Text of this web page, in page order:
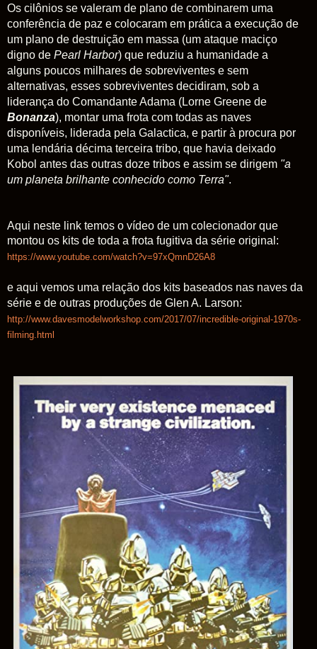
Os cilônios se valeram de plano de combinarem uma
conferência de paz e colocaram em prática a execução de
um plano de destruição em massa (um ataque maciço
digno de Pearl Harbor) que reduziu a humanidade a
alguns poucos milhares de sobreviventes e sem
alternativas, esses sobreviventes decidiram, sob a
liderança do Comandante Adama (Lorne Greene de
Bonanza), montar uma frota com todas as naves
disponíveis, liderada pela Galactica, e partir à procura por
uma lendária décima terceira tribo, que havia deixado
Kobol antes das outras doze tribos e assim se dirigem "a
um planeta brilhante conhecido como Terra".
Aqui neste link temos o vídeo de um colecionador que
montou os kits de toda a frota fugitiva da série original:
https://www.youtube.com/watch?v=97xQmnD26A8
e aqui vemos uma relação dos kits baseados nas naves da
série e de outras produções de Glen A. Larson:
http://www.davesmodelworkshop.com/2017/07/incredible-original-1970s-
filming.html